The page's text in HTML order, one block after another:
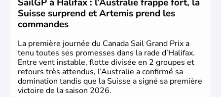
étalé de 1867 à 1982. Le peuple autochtone des Inuits,
aujourd'hui appelé Eskimos, n'est découvert qu'au début
du XXème siècle lors d'une expédition dans le Grand
Nord.
SailGP à Halifax : l’Australie frappe fort, la
Suisse surprend et Artemis prend les
commandes
La première journée du Canada Sail Grand Prix a
tenu toutes ses promesses dans la rade d’Halifax.
Entre vent instable, flotte divisée en 2 groupes et
retours très attendus, l’Australie a confirmé sa
domination tandis que la Suisse a signé sa première
victoire de la saison 2026.